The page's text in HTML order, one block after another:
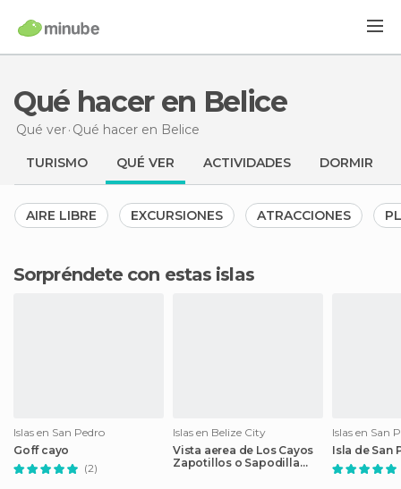
Qué hacer en Belice
Qué ver Qué hacer en Belice
TURISMO QUÉ VER ACTIVIDADES DORMIR
AIRE LIBRE EXCURSIONES ATRACCIONES
Sorpréndete con estas islas
Islas en San Pedro
Goff cayo
(2)
Islas en Belize City
Vista aerea de Los Cayos
Zapotillos o Sapodilla
Islas en San
Isla de San